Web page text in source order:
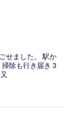
せました。 駅か
除も行き届き 3